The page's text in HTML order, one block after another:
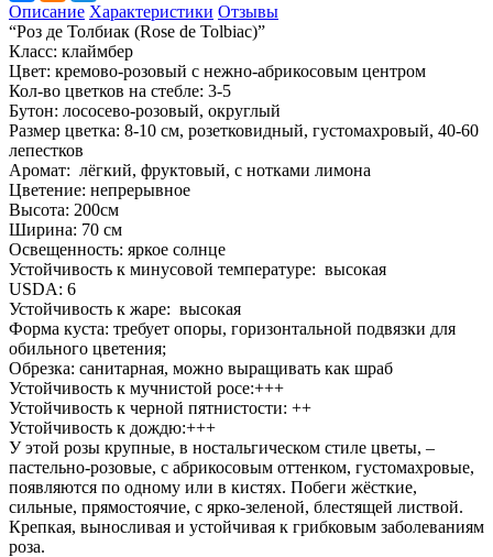
Описание Характеристики Отзывы
“Роз де Толбиак (Rose de Tolbiac)”
Класс: клаймбер
Цвет: кремово-розовый с нежно-абрикосовым центром
Кол-во цветков на стебле: 3-5
Бутон: лососево-розовый, округлый
Размер цветка: 8-10 см, розетковидный, густомахровый, 40-60
лепестков
Аромат: лёгкий, фруктовый, с нотками лимона
Цветение: непрерывное
Высота: 200см
Ширина: 70 см
Освещенность: яркое солнце
Устойчивость к минусовой температуре: высокая
USDA: 6
Устойчивость к жаре: высокая
Форма куста: требует опоры, горизонтальной подвязки для
обильного цветения;
Обрезка: санитарная, можно выращивать как шраб
Устойчивость к мучнистой росе:+++
Устойчивость к черной пятнистости: ++
Устойчивость к дождю:+++
У этой розы крупные, в ностальгическом стиле цветы, –
пастельно-розовые, с абрикосовым оттенком, густомахровые,
появляются по одному или в кистях. Побеги жёсткие,
сильные, прямостоячие, с ярко-зеленой, блестящей листвой.
Крепкая, выносливая и устойчивая к грибковым заболеваниям
роза.